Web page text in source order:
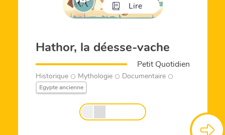
Lire
Hathor, la déesse-vache
Petit Quotidien
Historique Mythologie Documentaire
Egypte ancienne